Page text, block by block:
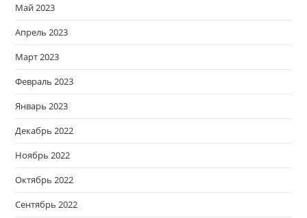
Май 2023
Апрель 2023
Март 2023
Февраль 2023
Январь 2023
Декабрь 2022
Ноябрь 2022
Октябрь 2022
Сентябрь 2022